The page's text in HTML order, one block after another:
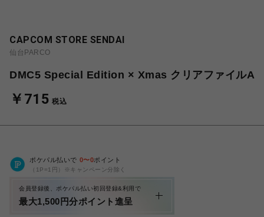
CAPCOM STORE SENDAI
仙台PARCO
DMC5 Special Edition × Xmas クリアファイルA
￥715 税込
ポケパル払いで 0〜0ポイント
（1P=1円）※キャンペーン分除く
会員登録後、ポケパル払い初回登録&利用で
最大1,500円分ポイント進呈